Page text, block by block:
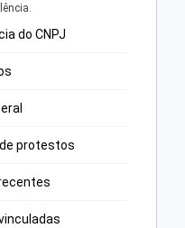
do CNPJ
protestos